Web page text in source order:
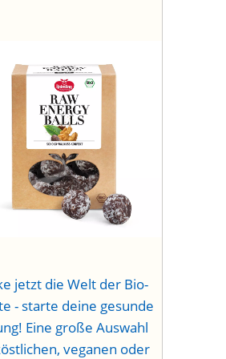
jetzt die Welt der Bio-
- starte deine gesunde
Eine große Auswahl
veganen oder